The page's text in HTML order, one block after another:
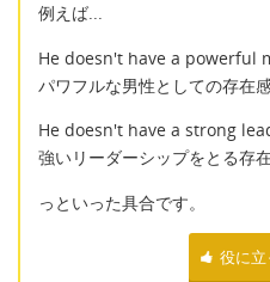
例えば...
He doesn't have a powerful
パワフルな男性としての存在
He doesn't have a strong
強いリーダーシップをとる存
っといった具合です。
役に立